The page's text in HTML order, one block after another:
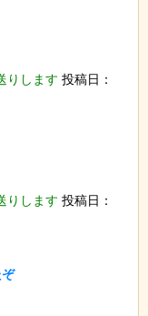
りします 投稿日：
りします 投稿日：